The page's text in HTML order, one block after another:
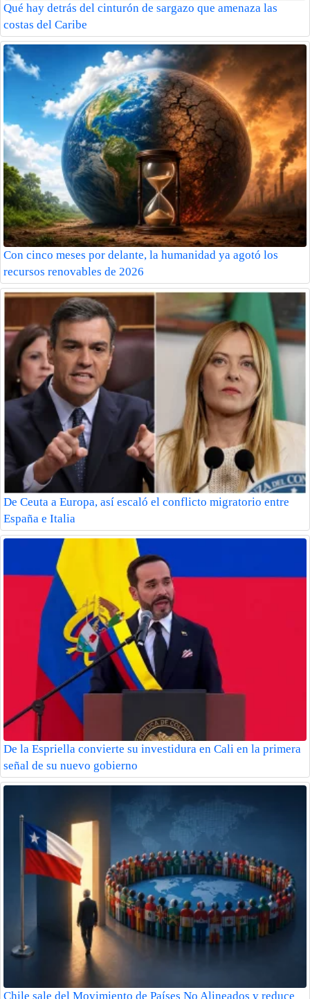
Qué hay detrás del cinturón de sargazo que amenaza las
costas del Caribe
Con cinco meses por delante, la humanidad ya agotó los
recursos renovables de 2026
De Ceuta a Europa, así escaló el conflicto migratorio entre
España e Italia
De la Espriella convierte su investidura en Cali en la primera
señal de su nuevo gobierno
Chile sale del Movimiento de Países No Alineados y reduce